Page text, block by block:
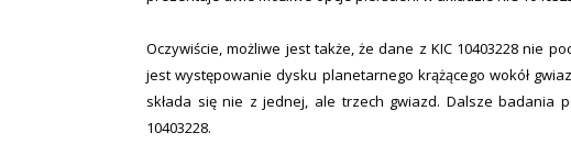
Oczywiście, możliwe jest także, że dane z KIC 10403228 nie
jest występowanie dysku planetarnego krążącego wokół
składa się nie z jednej, ale trzech gwiazd. Dalsze badania
10403228.